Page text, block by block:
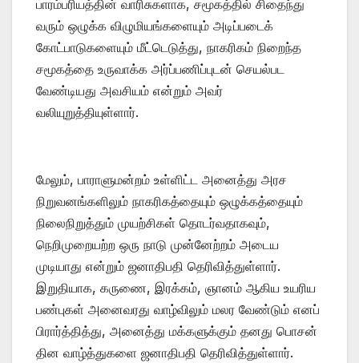
பாரம்பரியத்தின் வாரிசுகளாக, சமூகத்தில் சிதைந்து
வரும் ஒழுக்க விழுமியங்களையும் அடிப்படைக்
கோட்பாடுகளையும் மீட்டெடுத்து, நாகரிகம் நிறைந்த
சமூகத்தை உருவாக்க அர்ப்பணிப்புடன் செயல்பட
வேண்டியது அவசியம் என்றும் அவர்
வலியுறுத்தியுள்ளார்.
மேலும், பாராளுமன்றம் உள்ளிட்ட அனைத்து அரச
நிறுவனங்களிலும் நாகரிகத்தையும் ஒழுக்கத்தையும்
நிலைநிறுத்தும் முயற்சிகள் தொடர்வதாகவும்,
நெறிமுறையற்ற ஒரு நாடு முன்னேற்றம் அடைய
முடியாது என்றும் ஜனாதிபதி தெரிவித்துள்ளார்.
இறுதியாக, கருணை, இரக்கம், ஞானம் ஆகிய உயரிய
பண்புகள் அனைவரது வாழ்விலும் மலர வேண்டும் எனப்
பிரார்த்தித்து, அனைத்து மக்களுக்கும் தனது பொசன்
தின வாழ்த்துகளை ஜனாதிபதி தெரிவித்துள்ளார்.